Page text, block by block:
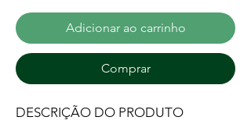
Adicionar ao carrinho
Comprar
DESCRIÇÃO DO PRODUTO